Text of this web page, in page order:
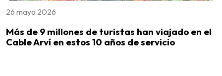
26 mayo 2026
Más de 9 millones de turistas han viajado en el
Cable Arví en estos 10 años de servicio